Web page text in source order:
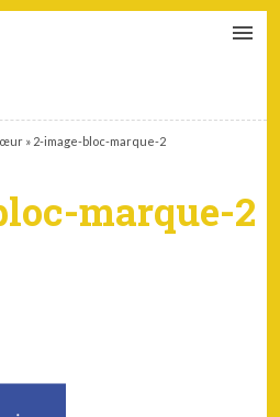
» 2-image-bloc-marque-2
marque-2